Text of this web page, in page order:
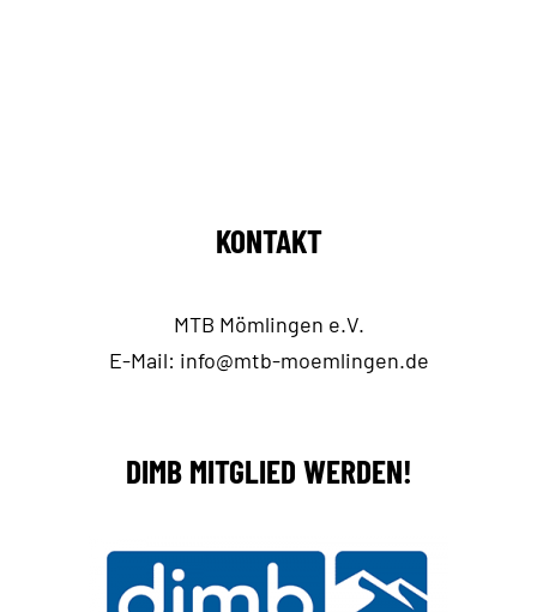
KONTAKT
MTB Mömlingen e.V.
E-Mail: info@mtb-moemlingen.de
DIMB MITGLIED WERDEN!